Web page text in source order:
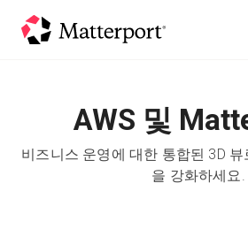
AWS 및
비즈니스 운영에 대한 통합된 3D 뷰
을 강화하세요.